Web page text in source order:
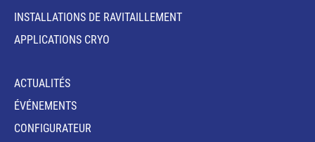
INSTALLATIONS DE RAVITAILLEMENT
APPLICATIONS CRYO
ACTUALITÉS
ÉVÉNEMENTS
CONFIGURATEUR